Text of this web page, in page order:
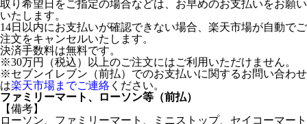
取り希望日をご指定の場合などは、お早めのお支払いをお願い
いたします。
14日以内にお支払いが確認できない場合、楽天市場が自動でご
注文をキャンセルいたします。
決済手数料は無料です。
※30万円（税込）以上のご注文にはご利用いただけません。
※セブンイレブン（前払）でのお支払いに関するお問い合わせ
は楽天市場までご連絡 ください。
ファミリーマート、ローソン等（前払）
【備考】
ローソン、ファミリーマート、ミニストップ、セイコーマート